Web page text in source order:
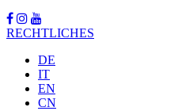
RECHTLICHES
DE
IT
EN
CN